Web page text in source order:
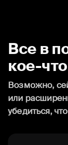
Все в
кое-
Возможно,
или
убедиться,